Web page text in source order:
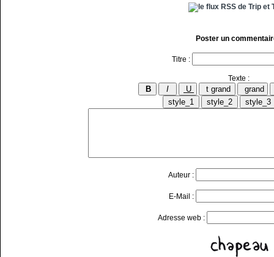
Poster un
Titre :
Texte :
Auteur :
E-Mail :
Adresse web :